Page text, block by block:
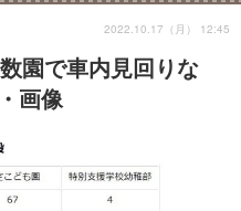
園で車内見回りな
画像
2022.10.17（月） 12:45